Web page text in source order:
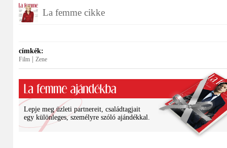
La femme cikke
címkék:
Film Zene
Lepje meg üzleti partnereit, családtagjait
egy különleges, személyre szóló ajándékkal.